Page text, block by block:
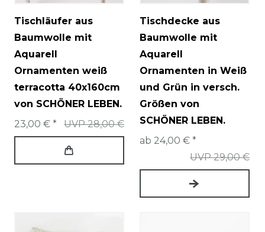
Tischläufer aus
Baumwolle mit
Aquarell
Ornamenten weiß
terracotta 40x160cm
von SCHÖNER LEBEN.
UVP 28,00 €
23,00 € *
Tischdecke aus
Baumwolle mit
Aquarell
Ornamenten in Weiß
und Grün in versch.
Größen von
SCHÖNER LEBEN.
UVP 29,00 €
ab 24,00 € *